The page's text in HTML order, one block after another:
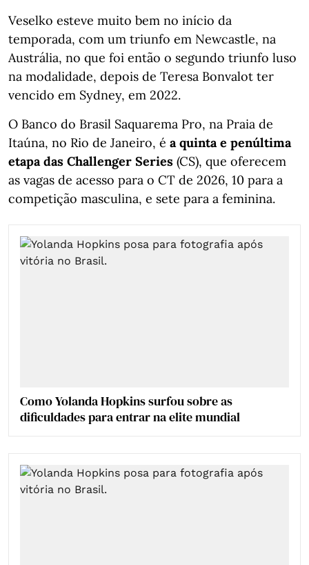
Veselko esteve muito bem no início da
temporada, com um triunfo em Newcastle, na
Austrália, no que foi então o segundo triunfo luso
na modalidade, depois de Teresa Bonvalot ter
vencido em Sydney, em 2022.
O Banco do Brasil Saquarema Pro, na Praia de
Itaúna, no Rio de Janeiro, é a quinta e penúltima
etapa das Challenger Series (CS), que oferecem
as vagas de acesso para o CT de 2026, 10 para a
competição masculina, e sete para a feminina.
Como Yolanda Hopkins surfou sobre as
dificuldades para entrar na elite mundial